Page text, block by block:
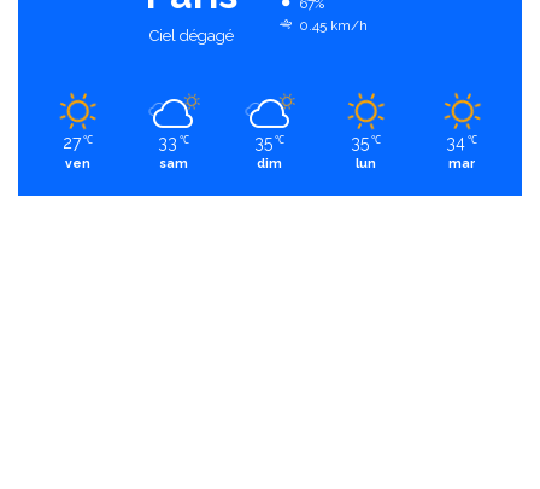
Ciel dégagé
67%
0.45 km/h
27 ℃
ven
33 ℃
sam
35 ℃
dim
35 ℃
lun
34 ℃
mar